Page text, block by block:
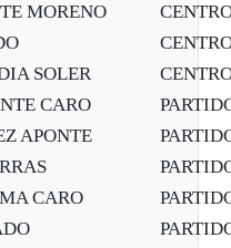
MORENO
SOLER
CARO
APONTE
CARO